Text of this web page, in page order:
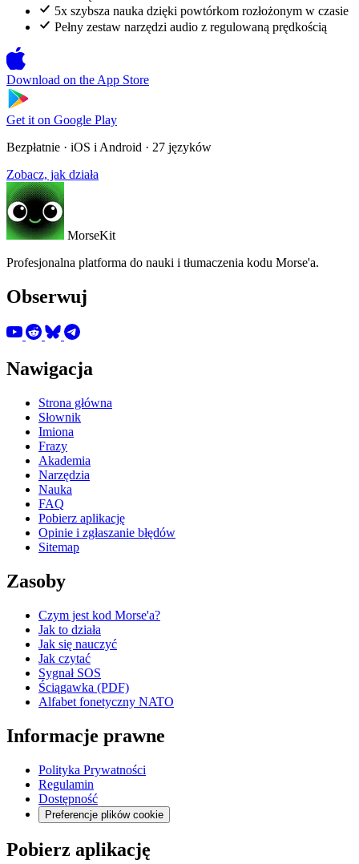
5x szybsza nauka dzięki powtórkom rozłożonym w czasie
Pełny zestaw narzędzi audio z regulowaną prędkością
Download on the App Store
Get it on Google Play
Bezpłatnie · iOS i Android · 27 języków
Zobacz, jak działa
MorseKit
Profesjonalna platforma do nauki i tłumaczenia kodu Morse'a.
Obserwuj
Nawigacja
Strona główna
Słownik
Imiona
Frazy
Akademia
Narzędzia
Nauka
FAQ
Pobierz aplikację
Opinie i zgłaszanie błędów
Sitemap
Zasoby
Czym jest kod Morse'a?
Jak to działa
Jak się nauczyć
Jak czytać
Sygnał SOS
Ściągawka (PDF)
Alfabet fonetyczny NATO
Informacje prawne
Polityka Prywatności
Regulamin
Dostępność
Preferencje plików cookie
Pobierz aplikację